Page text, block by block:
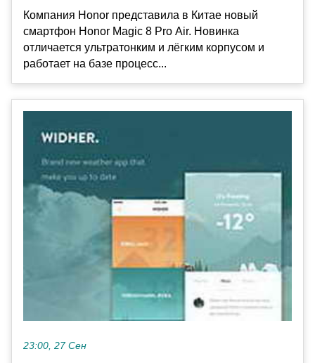
Компания Honor представила в Китае новый
смартфон Honor Magic 8 Pro Air. Новинка
отличается ультратонким и лёгким корпусом и
работает на базе процесс...
23:00, 27 Сен